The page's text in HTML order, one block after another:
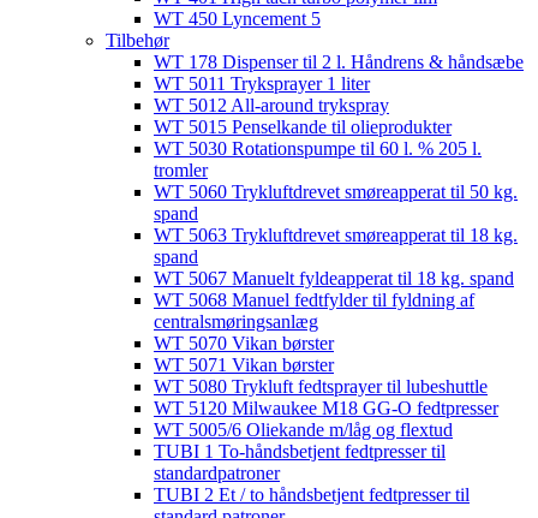
WT 450 Lyncement 5
Tilbehør
WT 178 Dispenser til 2 l. Håndrens & håndsæbe
WT 5011 Tryksprayer 1 liter
WT 5012 All-around trykspray
WT 5015 Penselkande til olieprodukter
WT 5030 Rotationspumpe til 60 l. % 205 l.
tromler
WT 5060 Trykluftdrevet smøreapperat til 50 kg.
spand
WT 5063 Trykluftdrevet smøreapperat til 18 kg.
spand
WT 5067 Manuelt fyldeapperat til 18 kg. spand
WT 5068 Manuel fedtfylder til fyldning af
centralsmøringsanlæg
WT 5070 Vikan børster
WT 5071 Vikan børster
WT 5080 Trykluft fedtsprayer til lubeshuttle
WT 5120 Milwaukee M18 GG-O fedtpresser
WT 5005/6 Oliekande m/låg og flextud​
TUBI 1 To-håndsbetjent fedtpresser til
standardpatroner
TUBI 2 Et / to håndsbetjent fedtpresser til